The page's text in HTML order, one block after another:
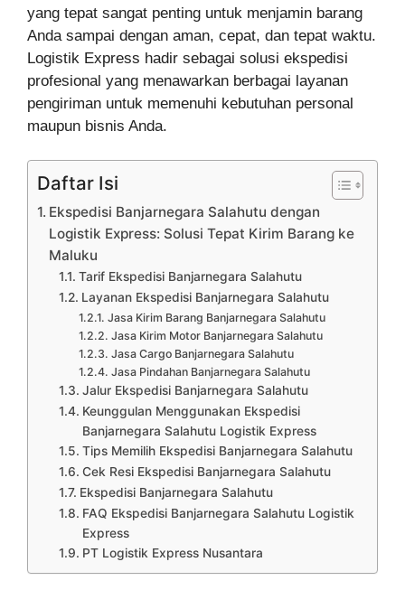
yang tepat sangat penting untuk menjamin barang
Anda sampai dengan aman, cepat, dan tepat waktu.
Logistik Express hadir sebagai solusi ekspedisi
profesional yang menawarkan berbagai layanan
pengiriman untuk memenuhi kebutuhan personal
maupun bisnis Anda.
Daftar Isi
Ekspedisi Banjarnegara Salahutu dengan
Logistik Express: Solusi Tepat Kirim Barang ke
Maluku
Tarif Ekspedisi Banjarnegara Salahutu
Layanan Ekspedisi Banjarnegara Salahutu
Jasa Kirim Barang Banjarnegara Salahutu
Jasa Kirim Motor Banjarnegara Salahutu
Jasa Cargo Banjarnegara Salahutu
Jasa Pindahan Banjarnegara Salahutu
Jalur Ekspedisi Banjarnegara Salahutu
Keunggulan Menggunakan Ekspedisi
Banjarnegara Salahutu Logistik Express
Tips Memilih Ekspedisi Banjarnegara Salahutu
Cek Resi Ekspedisi Banjarnegara Salahutu
Ekspedisi Banjarnegara Salahutu
FAQ Ekspedisi Banjarnegara Salahutu Logistik
Express
PT Logistik Express Nusantara